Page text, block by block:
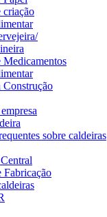
criação
Medicamentos
Construção
sobre caldeiras
Fabricação